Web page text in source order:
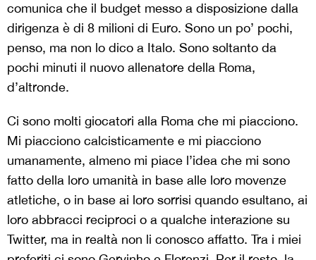
comunica che il budget messo a disposizione dalla
dirigenza è di 8 milioni di Euro. Sono un po’ pochi,
penso, ma non lo dico a Italo. Sono soltanto da
pochi minuti il nuovo allenatore della Roma,
d’altronde.
Ci sono molti giocatori alla Roma che mi piacciono.
Mi piacciono calcisticamente e mi piacciono
umanamente, almeno mi piace l’idea che mi sono
fatto della loro umanità in base alle loro movenze
atletiche, o in base ai loro sorrisi quando esultano, ai
loro abbracci reciproci o a qualche interazione su
Twitter, ma in realtà non li conosco affatto. Tra i miei